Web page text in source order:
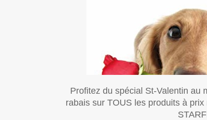
Profitez du spécial St-Valentin au
rabais sur TOUS les produits à